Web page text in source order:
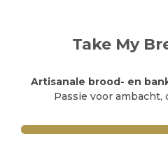
Take My
Artisanale brood- en
Passie voor ambacht,